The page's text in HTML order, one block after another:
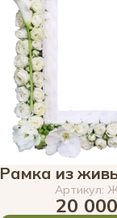
Рамка из
Артикул:
20